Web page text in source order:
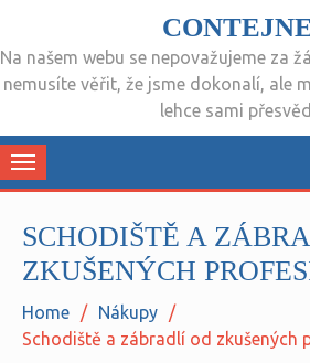
Na našem webu se nepovažujeme za
nemusíte věřit, že jsme dokonalí, ale
lehce sami
Toggle
navigation
SCHODIŠTĚ A
ZKUŠENÝCH
Home
Nákupy
Schodiště a zábradlí od zkušených